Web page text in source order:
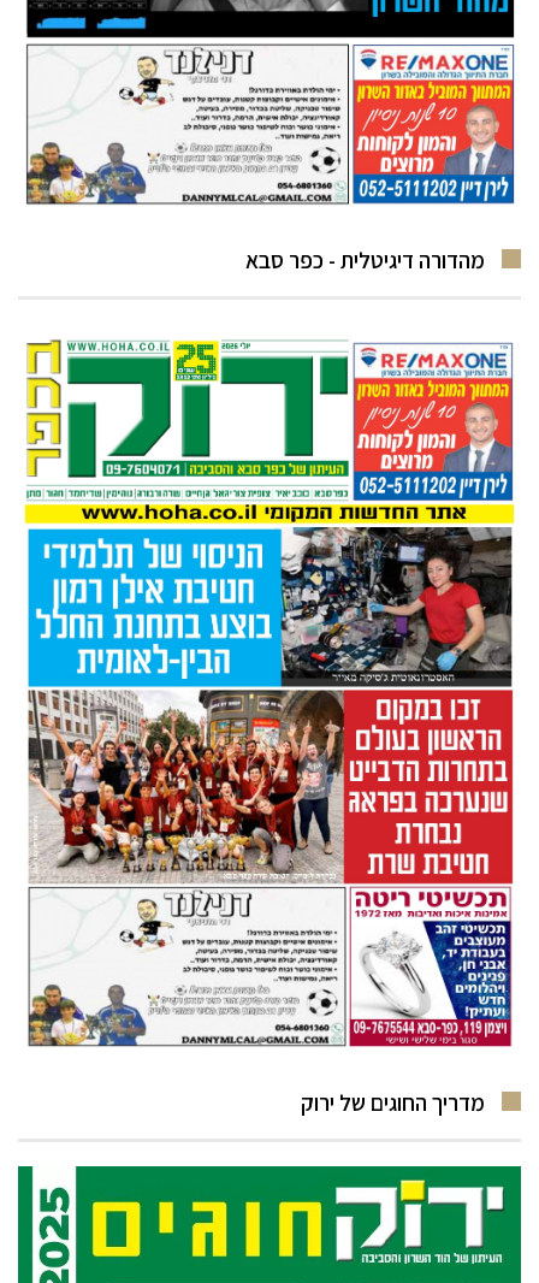
מהדורה דיגיטלית - כפר סבא
מדריך החוגים של ירוק